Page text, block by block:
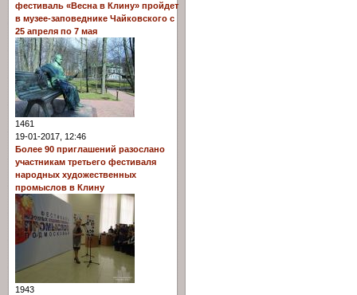
фестиваль «Весна в Клину» пройдет
в музее-заповеднике Чайковского с
25 апреля по 7 мая
1461
19-01-2017, 12:46
Более 90 приглашений разослано
участникам третьего фестиваля
народных художественных
промыслов в Клину
1943